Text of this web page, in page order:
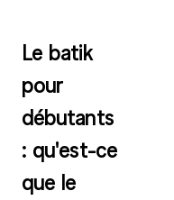
Le batik
pour
débutants
: qu'est-ce
que le